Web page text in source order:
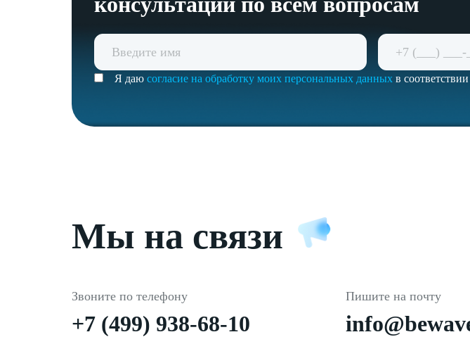
Я даю согласие на обработку моих персональных данных в
Мы на связи
Звоните по телефону
+7 (499) 938-68-10
Пишите на почту